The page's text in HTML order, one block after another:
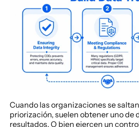
Cuando las organizaciones se
priorización, suelen obtener uno de
resultados. O bien ejercen un